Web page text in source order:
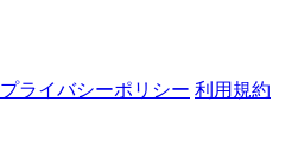
プライバシーポリシー 利用規約